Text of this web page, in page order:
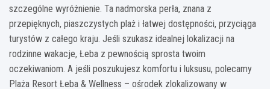
szczególne wyróżnienie. Ta nadmorska perła, znana z
przepięknych, piaszczystych plaż i łatwej dostępności, przyciąga
turystów z całego kraju. Jeśli szukasz idealnej lokalizacji na
rodzinne wakacje, Łeba z pewnością sprosta twoim
oczekiwaniom. A jeśli poszukujesz komfortu i luksusu, polecamy
Plaża Resort Łeba & Wellness – ośrodek zlokalizowany w